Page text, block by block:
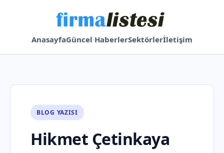
AnasayfaGüncel HaberlerSektörlerİletişim
BLOG YAZISI
Hikmet Çetinkaya